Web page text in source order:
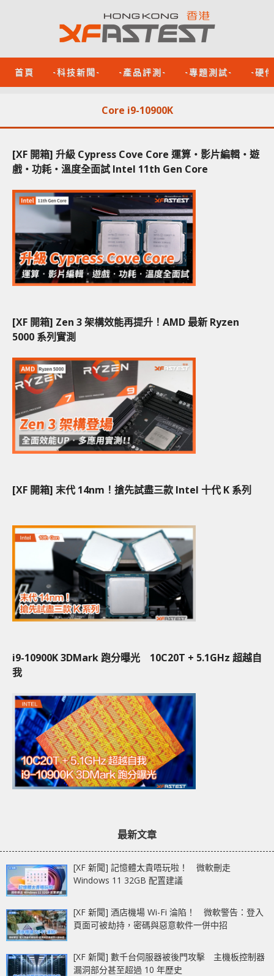
首頁 -科技新聞- -產品評測- -專題測試- -硬
Core i9-10900K
[XF 開箱] 升級 Cypress Cove Core 運算‧影片編輯‧遊
戲‧功耗‧溫度全面試 Intel 11th Gen Core
[XF 開箱] Zen 3 架構效能再提升！AMD 最新 Ryzen
5000 系列實測
[XF 開箱] 末代 14nm！搶先試盡三款 Intel 十代 K 系列
i9-10900K 3DMark 跑分曝光 10C20T + 5.1GHz 超越自
我
最新文章
[XF 新聞] 記憶體太貴唔玩啦！ 微軟刪走
Windows 11 32GB 配置建議
[XF 新聞] 酒店機場 Wi-Fi 淪陷！ 微軟警告：登入
頁面可被劫持，密碼與惡意軟件一併中招
[XF 新聞] 數千台伺服器被後門攻擊 主機板控制器
漏洞部分甚至超過 10 年歷史